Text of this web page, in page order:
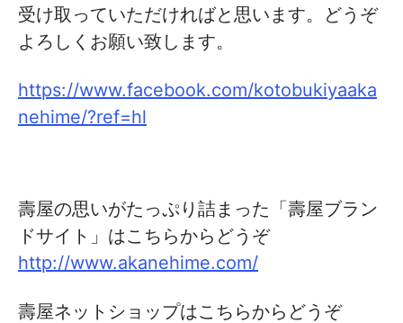
受け取っていただければと思います。どうぞ
よろしくお願い致します。
https://www.facebook.com/kotobukiyaaka
nehime/?ref=hl
壽屋の思いがたっぷり詰まった「壽屋ブラン
ドサイト」はこちらからどうぞ
http://www.akanehime.com/
壽屋ネットショップはこちらからどうぞ